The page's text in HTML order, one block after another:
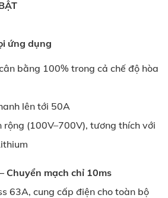
ứng dụng
bằng 100% trong cả chế độ hòa
lên tới 50A
rộng (100V–700V), tương thích với
Chuyển mạch chỉ 10ms
63A, cung cấp điện cho toàn bộ